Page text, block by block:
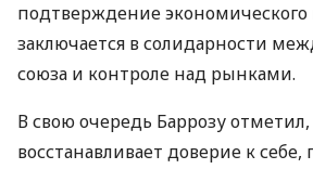
подтверждение экономического
заключается в солидарности
союза и контроле над рынками.
В свою очередь Баррозу
восстанавливает доверие к